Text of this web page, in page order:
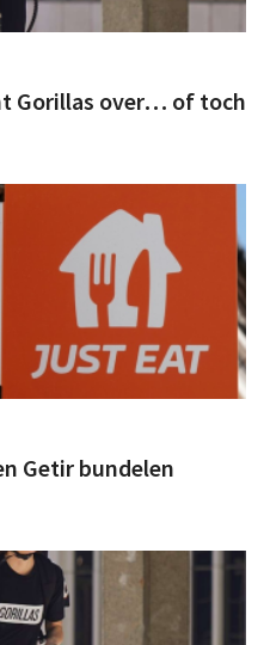
Gorillas over… of toch
Getir bundelen